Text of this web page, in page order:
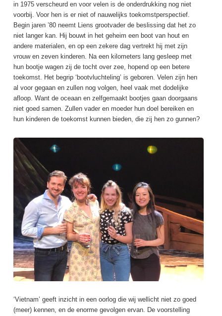
in 1975 verscheurd en voor velen is de onderdrukking nog niet
voorbij. Voor hen is er niet of nauwelijks toekomstperspectief.
Begin jaren ’80 neemt Liens grootvader de beslissing dat het zo
niet langer kan. Hij bouwt in het geheim een boot van hout en
andere materialen, en op een zekere dag vertrekt hij met zijn
vrouw en zeven kinderen. Na een kilometers lang gesleep met
hun bootje wagen zij de tocht over zee, hopend op een betere
toekomst. Het begrip ‘bootvluchteling’ is geboren. Velen zijn hen
al voor gegaan en zullen nog volgen, heel vaak met dodelijke
afloop. Want de oceaan en zelfgemaakt bootjes gaan doorgaans
niet goed samen. Zullen vader en moeder hun doel bereiken en
hun kinderen de toekomst kunnen bieden, die zij hen zo gunnen?
‘Vietnam’ geeft inzicht in een oorlog die wij wellicht niet zo goed
(meer) kennen, en de enorme gevolgen ervan. De voorstelling